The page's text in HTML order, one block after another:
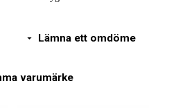
Lämna ett omdöme
varumärke